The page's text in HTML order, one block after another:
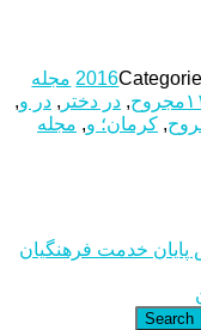
مجله
, در دختر , در و,
, کرمان؛ و, مجله
پایان خدمت فرهنگیان
Search